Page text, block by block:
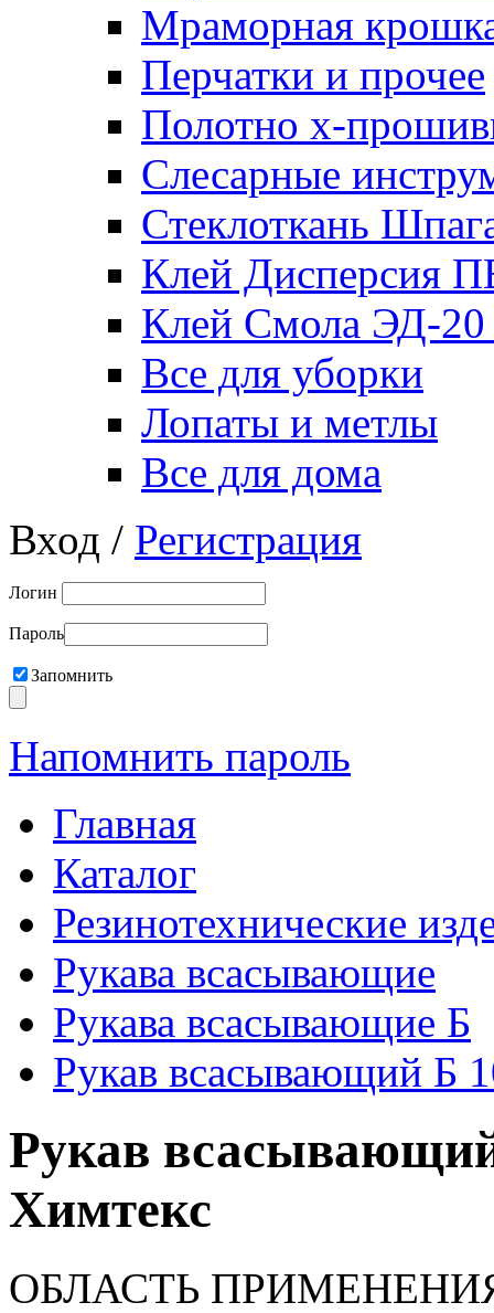
Мраморная
Перчатки и прочее
Полотно х-
Слесарные
Стеклоткань
Клей Дисперсия
Клей Смола ЭД-20
Все для уборки
Лопаты и метлы
Все для дома
Вход / Регистрация
Логин
Пароль
Запомнить
Напомнить пароль
Главная
Каталог
Резинотехнические
Рукава всасывающие
Рукава всасывающие Б
Рукав всасывающий Б
Рукав
Химтекс
ОБЛАСТЬ